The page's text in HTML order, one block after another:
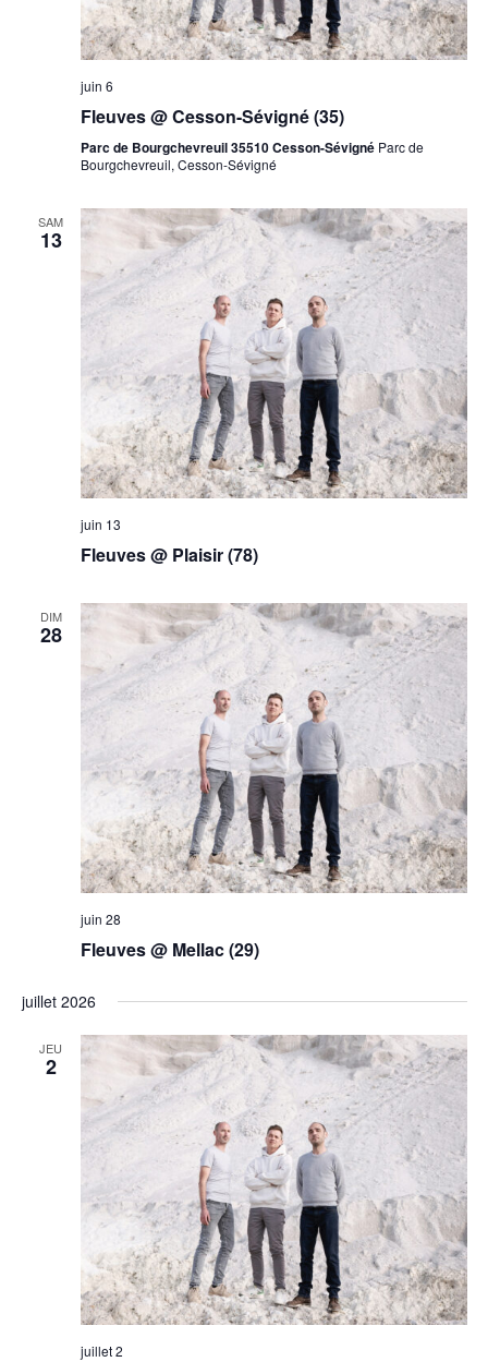
juin 6
Fleuves @ Cesson-Sévigné (35)
Parc de Bourgchevreuil 35510 Cesson-Sévigné Parc de
Bourgchevreuil, Cesson-Sévigné
SAM
13
juin 13
Fleuves @ Plaisir (78)
DIM
28
juin 28
Fleuves @ Mellac (29)
juillet 2026
JEU
2
juillet 2